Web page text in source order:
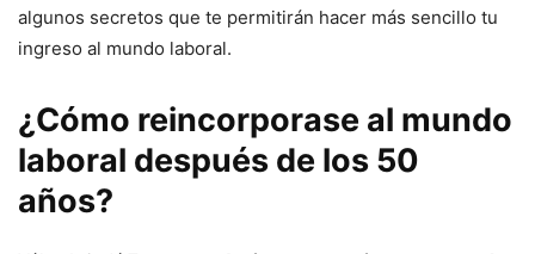
algunos secretos que te permitirán hacer más sencillo tu
ingreso al mundo laboral.
¿Cómo reincorporase al mundo
laboral después de los 50
años?